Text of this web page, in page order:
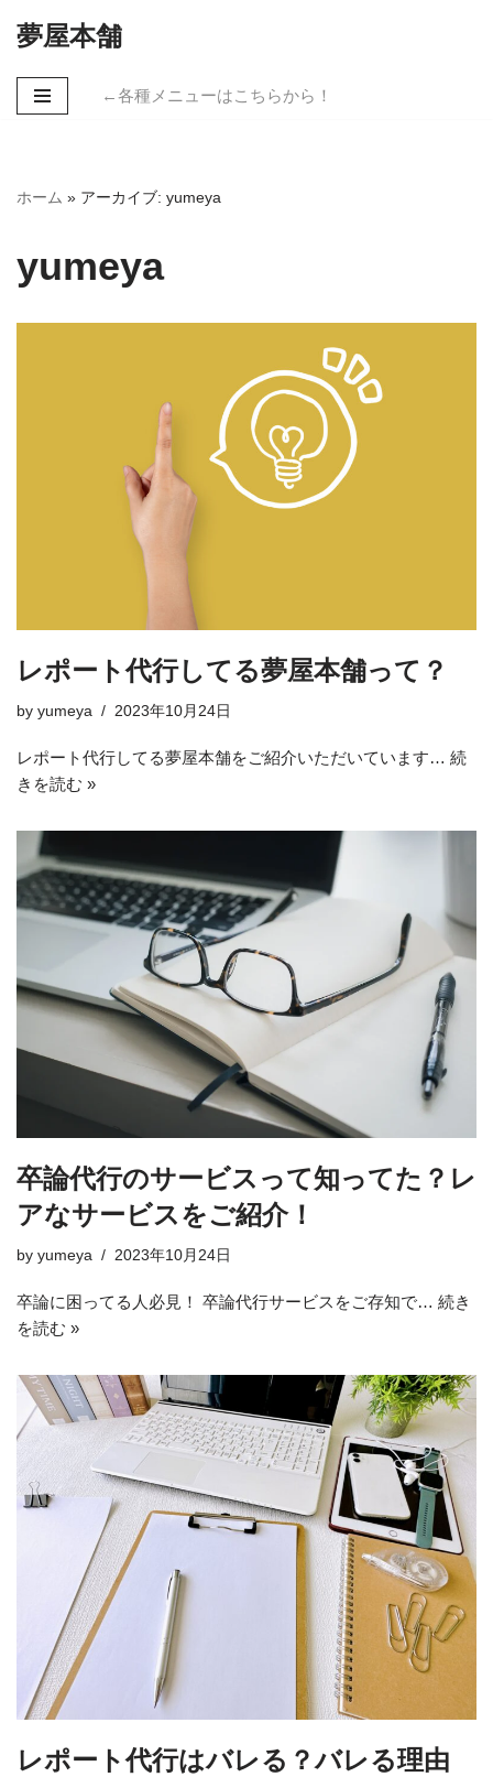
テ
へ
ッ
夢屋本舗
←各種メニューはこちらから！
ホーム » アーカイブ: yumeya
yumeya
レポート代行してる夢屋本舗って？
by yumeya 2023年10月24日
レポート代行してる夢屋本舗をご紹介いただいています… 続
きを読む »
卒論代行のサービスって知ってた？レ
アなサービスをご紹介！
by yumeya 2023年10月24日
卒論に困ってる人必見！ 卒論代行サービスをご存知で… 続き
を読む »
レポート代行はバレる？バレる理由